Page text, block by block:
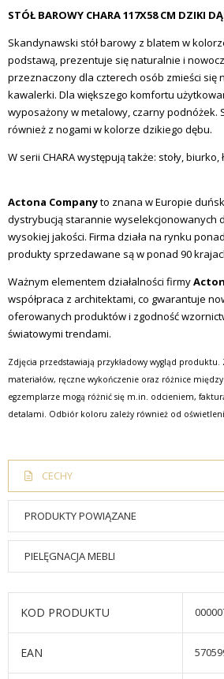
STÓŁ BAROWY CHARA 117X58 CM DZIKI
Skandynawski stół barowy z blatem w
podstawą, prezentuje się naturalnie i
przeznaczony dla czterech osób zmieści się
kawalerki. Dla większego komfortu
wyposażony w metalowy, czarny podnóżek.
również z nogami w kolorze dzikiego dębu.
W serii CHARA występują także: stoły, biurko,
Actona Companyto znana w Europie
dystrybucją starannie wyselekcjonowanych
wysokiej jakości. Firma działa na rynku
produkty sprzedawane są w ponad 90
Ważnym elementem działalności firmy
współpraca z architektami, co gwarantuje
oferowanych produktów i zgodność
światowymi trendami.
Zdjęcia przedstawiają przykładowy wygląd produktu.
materiałów, ręczne wykończenie oraz różnice
egzemplarze mogą różnić się m.in. odcieniem,
detalami. Odbiór koloru zależy również od
CECHY
PRODUKTY POWIĄZANE
PIELĘGNACJA MEBLI
KOD PRODUKTU
EAN